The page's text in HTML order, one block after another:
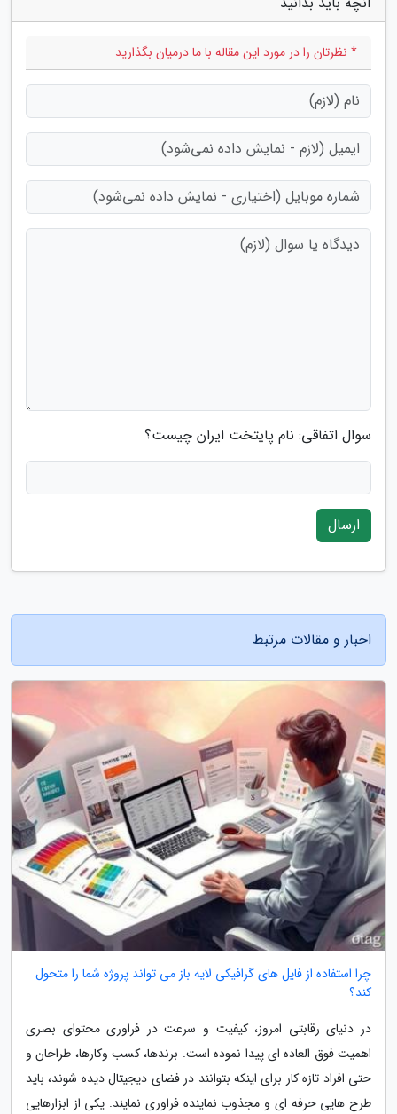
* نظرتان را در مورد این مقاله با ما درمیان بگذارید
سوال اتفاقی: نام پایتخت ایران چیست؟
ارسال
اخبار و مقالات مرتبط
چرا استفاده از فایل های گرافیکی لایه باز می تواند پروژه شما را متحول
کند؟
در دنیای رقابتی امروز، کیفیت و سرعت در فراوری محتوای بصری
اهمیت فوق العاده ای پیدا نموده است. برندها، کسب وکارها، طراحان و
حتی افراد تازه کار برای اینکه بتوانند در فضای دیجیتال دیده شوند، باید
طرح هایی حرفه ای و مجذوب نماینده فراوری نمایند. یکی از ابزارهایی